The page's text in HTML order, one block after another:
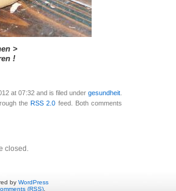
>
!
at 07:32 and is filed under gesundheit
theRSS 2.0 feed. Both comments
closed.
by WordPress
(RSS)